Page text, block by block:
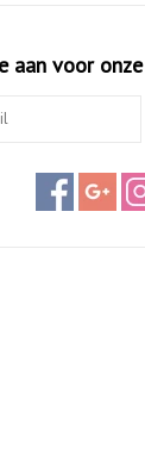
aan voor